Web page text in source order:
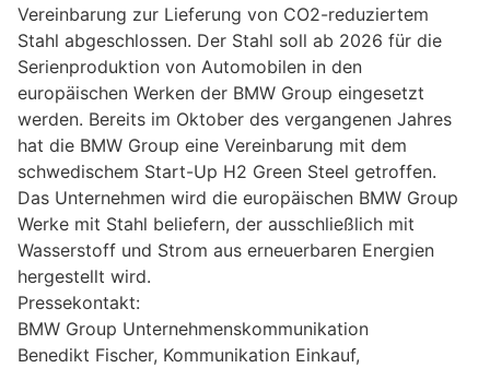
Vereinbarung zur Lieferung von CO2-reduziertem
Stahl abgeschlossen. Der Stahl soll ab 2026 für die
Serienproduktion von Automobilen in den
europäischen Werken der BMW Group eingesetzt
werden. Bereits im Oktober des vergangenen Jahres
hat die BMW Group eine Vereinbarung mit dem
schwedischem Start-Up H2 Green Steel getroffen.
Das Unternehmen wird die europäischen BMW Group
Werke mit Stahl beliefern, der ausschließlich mit
Wasserstoff und Strom aus erneuerbaren Energien
hergestellt wird.
Pressekontakt:
BMW Group Unternehmenskommunikation
Benedikt Fischer, Kommunikation Einkauf,